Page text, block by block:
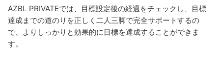
AZBL PRIVATEでは、目標設定後の経過をチェックし、目標
達成までの道のりを正しく二人三脚で完全サポートするの
で、よりしっかりと効果的に目標を達成することができま
す。